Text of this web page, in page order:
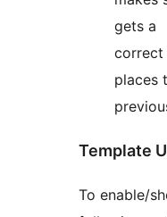
gets a
correct
places
Template
To enable/